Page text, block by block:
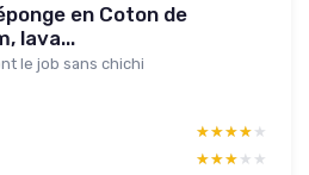
en Coton de
lava...
le job sans chichi
★★★★★
★★★★★
★★★★★
★★★★★